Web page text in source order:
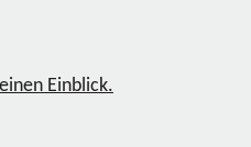
Einblick.